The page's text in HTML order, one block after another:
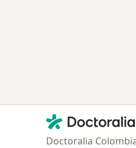
Contacto
Doctoralia - Página de
Doctoralia